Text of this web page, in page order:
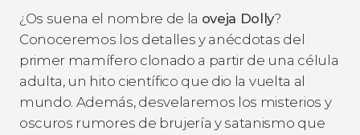
¿Os suena el nombre de la oveja Dolly?
Conoceremos los detalles y anécdotas del
primer mamífero clonado a partir de una célula
adulta, un hito científico que dio la vuelta al
mundo. Además, desvelaremos los misterios y
oscuros rumores de brujería y satanismo que